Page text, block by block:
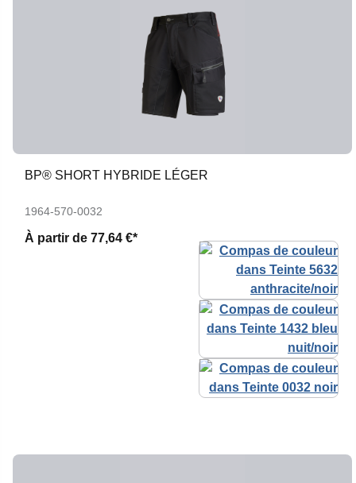
BP® SHORT HYBRIDE LÉGER
1964-570-0032
À partir de 77,64 €*